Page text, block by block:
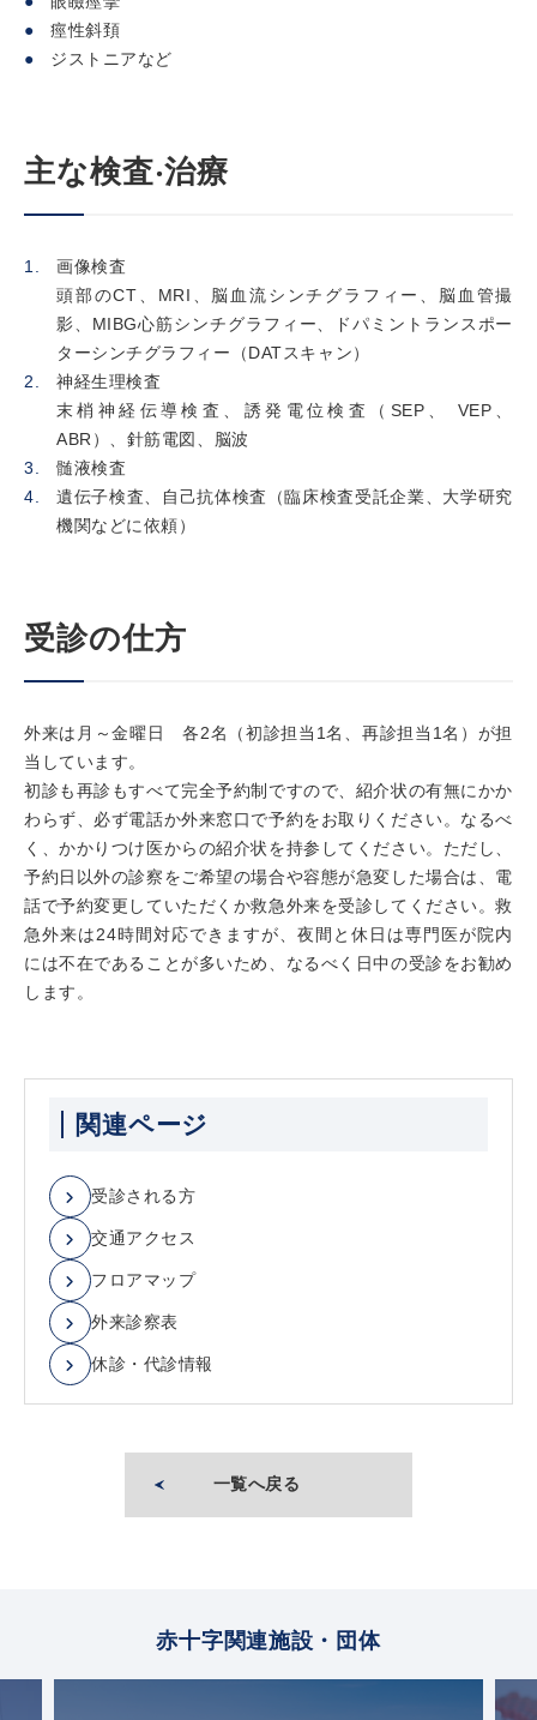
痙性斜頚
ジストニアなど
主な検査‧治療
画像検査
頭部のCT、MRI、脳血流シンチグラフィー、脳血管撮
影、MIBG心筋シンチグラフィー、ドパミントランスポー
ターシンチグラフィー（DATスキャン）
神経生理検査
末梢神経伝導検査、誘発電位検査（SEP、 VEP、
ABR）、針筋電図、脳波
髄液検査
遺伝子検査、自己抗体検査（臨床検査受託企業、大学研究
機関などに依頼）
受診の仕方
外来は月～金曜日 各2名（初診担当1名、再診担当1名）が担
当しています。
初診も再診もすべて完全予約制ですので、紹介状の有無にかか
わらず、必ず電話か外来窓口で予約をお取りください。なるべ
く、かかりつけ医からの紹介状を持参してください。ただし、
予約日以外の診察をご希望の場合や容態が急変した場合は、電
話で予約変更していただくか救急外来を受診してください。救
急外来は24時間対応できますが、夜間と休日は専門医が院内
には不在であることが多いため、なるべく日中の受診をお勧め
します。
関連ページ
受診される方
交通アクセス
フロアマップ
外来診察表
休診・代診情報
一覧へ戻る
赤十字関連施設・団体